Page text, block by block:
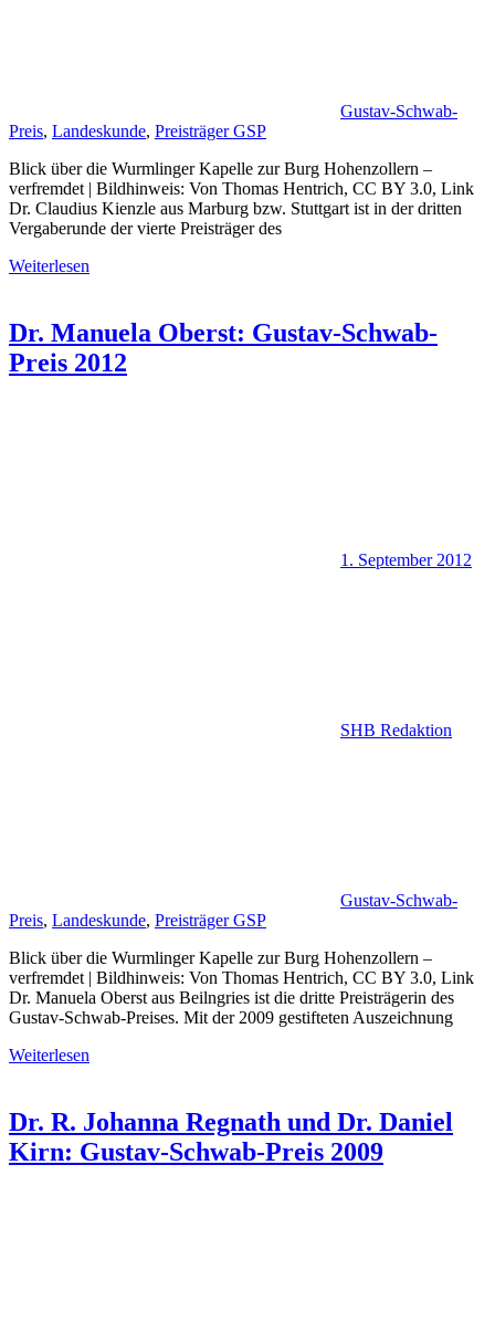
Gustav-Schwab-
Preis, Landeskunde, Preisträger GSP
Blick über die Wurmlinger Kapelle zur Burg Hohenzollern –
verfremdet | Bildhinweis: Von Thomas Hentrich, CC BY 3.0, Link
Dr. Claudius Kienzle aus Marburg bzw. Stuttgart ist in der dritten
Vergaberunde der vierte Preisträger des
Weiterlesen
Dr. Manuela Oberst: Gustav-Schwab-
Preis 2012
1. September 2012
SHB Redaktion
Gustav-Schwab-
Preis, Landeskunde, Preisträger GSP
Blick über die Wurmlinger Kapelle zur Burg Hohenzollern –
verfremdet | Bildhinweis: Von Thomas Hentrich, CC BY 3.0, Link
Dr. Manuela Oberst aus Beilngries ist die dritte Preisträgerin des
Gustav-Schwab-Preises. Mit der 2009 gestifteten Auszeichnung
Weiterlesen
Dr. R. Johanna Regnath und Dr. Daniel
Kirn: Gustav-Schwab-Preis 2009